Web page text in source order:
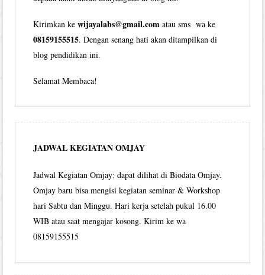
Kirimkan kewijayalabs@gmail.com atau sms wa ke
08159155515. Dengan senang hati akan ditampilkan di
blog pendidikan ini.
Selamat Membaca!
JADWAL KEGIATAN OMJAY
Jadwal Kegiatan Omjay: dapat dilihat di Biodata Omjay.
Omjay baru bisa mengisi kegiatan seminar & Workshop
hari Sabtu dan Minggu. Hari kerja setelah pukul 16.00
WIB atau saat mengajar kosong. Kirim ke wa
08159155515